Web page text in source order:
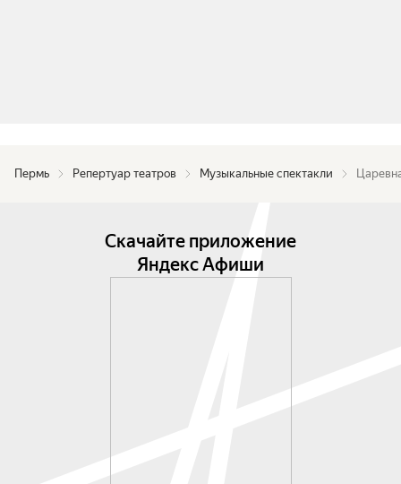
Пермь Репертуар театров Музыкальные спектакли
Скачайте приложение
Яндекс Афиши